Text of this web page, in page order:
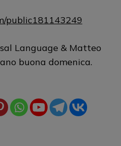
public181143249
Language & Matteo
buona domenica.